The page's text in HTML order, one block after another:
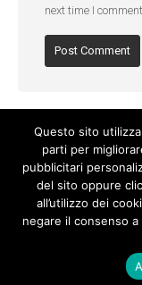
next time I comment.
Privacy Policy
© Copyright 2017. All Rights
Questo sito
parti per
pubblicitari
del sito oppure
all’utilizzo dei
negare il consenso